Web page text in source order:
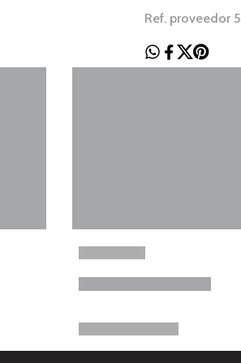
Ref. proveedor